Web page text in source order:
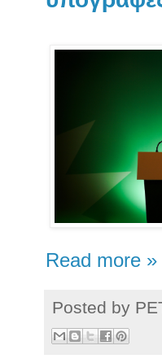
Read more »
Posted by